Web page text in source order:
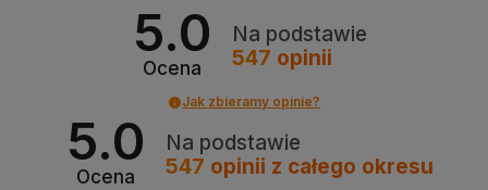
5.0
Ocena
Na podstawie
547 opinii
Jak zbieramy opinie?
5.0
Ocena
Na podstawie
547 opinii z całego okresu